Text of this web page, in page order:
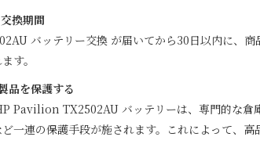
換期間
バッテリー交換 が届いてから30日以内に、
す。
品を保護する
Pavilion TX2502AU バッテリーは、専門的な倉
一連の保護手段が施されます。これによって、高